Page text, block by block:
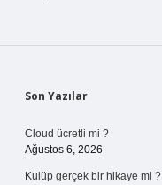
Sidebar
Son Yazılar
Cloud ücretli mi ?
Ağustos 6, 2026
Kulüp gerçek bir hikaye mi ?